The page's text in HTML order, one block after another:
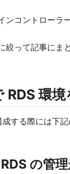
ンコントローラ
って記事にま
RDS 環
する際には下記
の管